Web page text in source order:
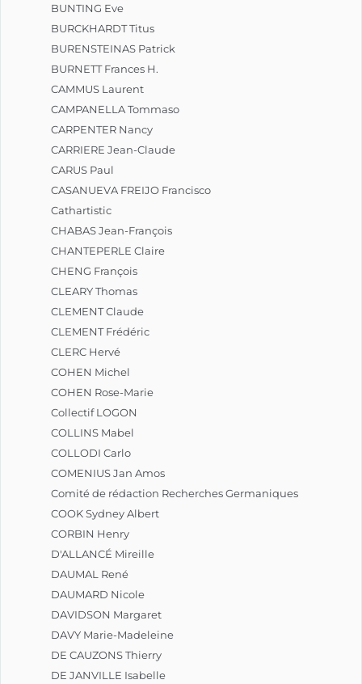
BUNTING Eve
BURCKHARDT Titus
BURENSTEINAS Patrick
BURNETT Frances H.
CAMMUS Laurent
CAMPANELLA Tommaso
CARPENTER Nancy
CARRIERE Jean-Claude
CARUS Paul
CASANUEVA FREIJO Francisco
Cathartistic
CHABAS Jean-François
CHANTEPERLE Claire
CHENG François
CLEARY Thomas
CLEMENT Claude
CLEMENT Frédéric
CLERC Hervé
COHEN Michel
COHEN Rose-Marie
Collectif LOGON
COLLINS Mabel
COLLODI Carlo
COMENIUS Jan Amos
Comité de rédaction Recherches Germaniques
COOK Sydney Albert
CORBIN Henry
D'ALLANCÉ Mireille
DAUMAL René
DAUMARD Nicole
DAVIDSON Margaret
DAVY Marie-Madeleine
DE CAUZONS Thierry
DE JANVILLE Isabelle